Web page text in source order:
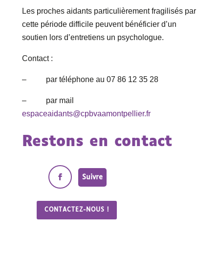
Les proches aidants particulièrement fragilisés par
cette période difficile peuvent bénéficier d’un
soutien lors d’entretiens un psychologue.
Contact :
– par téléphone au 07 86 12 35 28
– par mail
espaceaidants@cpbvaamontpellier.fr
Restons en contact
Suivre
CONTACTEZ-NOUS !